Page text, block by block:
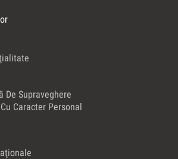
Supraveghere
Caracter Personal